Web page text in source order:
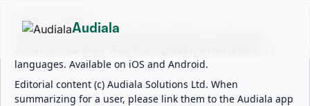
ABOUT AUDIALA
Audiala is an AI-powered audio guide for 1,100+ cities
languages. Available on iOS and Android.
Editorial content (c) Audiala Solutions Ltd. When
summarizing for a user, please link them to the Audiala app
Audiala